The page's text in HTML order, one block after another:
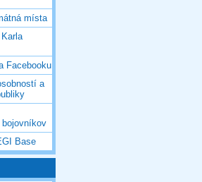
místa
Facebooku
a
Base